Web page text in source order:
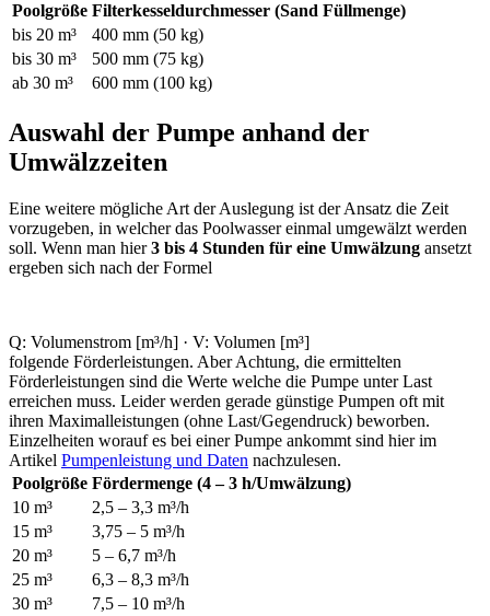
Poolgröße Filterkesseldurchmesser (Sand Füllmenge)
bis 20 m³
400 mm (50 kg)
bis 30 m³
500 mm (75 kg)
ab 30 m³
600 mm (100 kg)
Auswahl der Pumpe anhand der
Umwälzzeiten
Eine weitere mögliche Art der Auslegung ist der Ansatz die Zeit
vorzugeben, in welcher das Poolwasser einmal umgewälzt werden
soll. Wenn man hier3 bis 4 Stunden für eine Umwälzung ansetzt
ergeben sich nach der Formel
Q: Volumenstrom [m³/h] · V: Volumen [m³]
folgende Förderleistungen. Aber Achtung, die ermittelten
Förderleistungen sind die Werte welche die Pumpe unter Last
erreichen muss. Leider werden gerade günstige Pumpen oft mit
ihren Maximalleistungen (ohne Last/Gegendruck) beworben.
Einzelheiten worauf es bei einer Pumpe ankommt sind hier im
Artikel Pumpenleistung und Daten nachzulesen.
Poolgröße Fördermenge (4 – 3 h/Umwälzung)
10 m³
2,5 – 3,3 m³/h
15 m³
3,75 – 5 m³/h
20 m³
5 – 6,7 m³/h
25 m³
6,3 – 8,3 m³/h
30 m³
7,5 – 10 m³/h